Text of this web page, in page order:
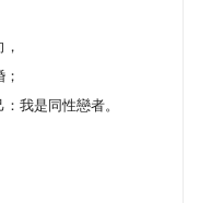
我是同性戀者。